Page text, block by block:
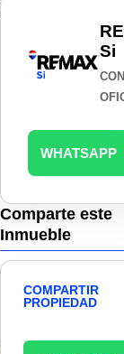
Si
WHATSAPP
Comparte este
Inmueble
COMPARTIR
PROPIEDAD